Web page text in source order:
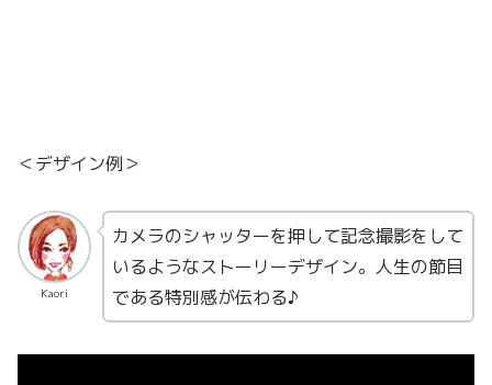
＜デザイン例＞
Kaori
カメラのシャッターを押して記念撮影をして
いるようなストーリーデザイン。人生の節目
である特別感が伝わる♪